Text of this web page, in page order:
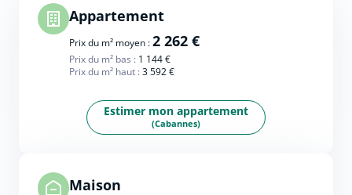
Appartement
Prix du m² moyen :2 262 €
Prix du m² bas : 1 144 €
Prix du m² haut :3 592 €
Estimer mon appartement
(Cabannes)
Maison